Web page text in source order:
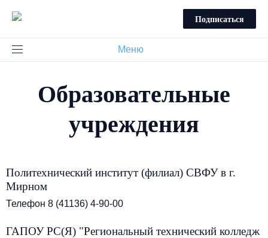
Подписаться
Меню
Образовательные
учреждения
Политехнический институт (филиал) СВФУ в г.
Мирном
Телефон 8 (41136) 4-90-00
ГАПОУ РС(Я) "Региональный технический колледж